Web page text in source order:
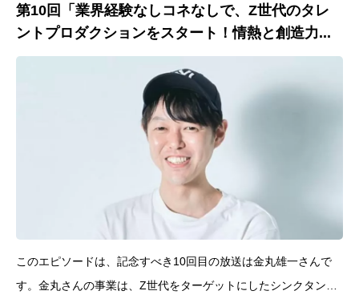
第10回「業界経験なしコネなしで、Z世代のタレ
ントプロダクションをスタート！情熱と創造力...
このエピソードは、記念すべき10回目の放送は金丸雄一さんで
す。金丸さんの事業は、Z世代をターゲットにしたシンクタンク